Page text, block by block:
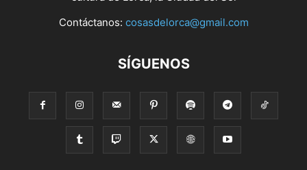
Contáctanos: cosasdelorca@gmail.com
SÍGUENOS